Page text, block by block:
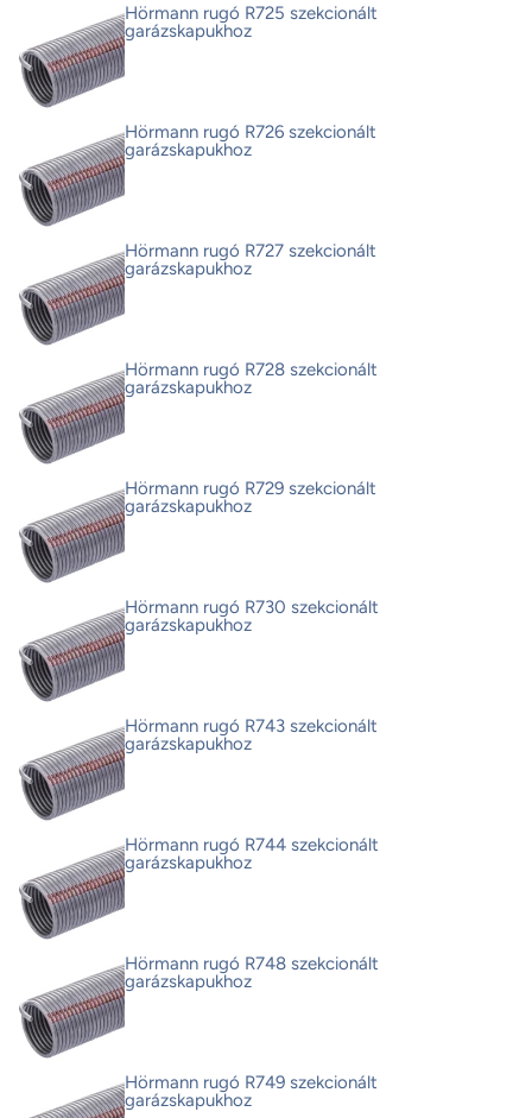
Hörmann rugó R725 szekcionált
garázskapukhoz
Hörmann rugó R726 szekcionált
garázskapukhoz
Hörmann rugó R727 szekcionált
garázskapukhoz
Hörmann rugó R728 szekcionált
garázskapukhoz
Hörmann rugó R729 szekcionált
garázskapukhoz
Hörmann rugó R730 szekcionált
garázskapukhoz
Hörmann rugó R743 szekcionált
garázskapukhoz
Hörmann rugó R744 szekcionált
garázskapukhoz
Hörmann rugó R748 szekcionált
garázskapukhoz
Hörmann rugó R749 szekcionált
garázskapukhoz